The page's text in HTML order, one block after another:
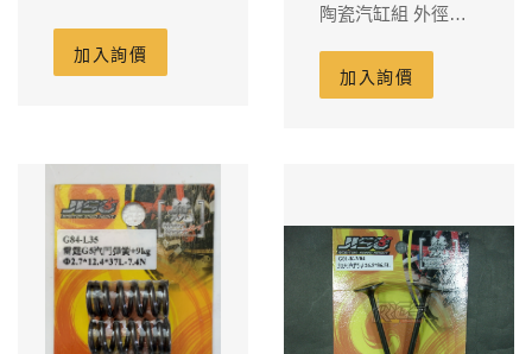
24m/m
加入詢價
陶瓷汽缸組 外徑
裙部20含鍛造活塞
13L 15PIN
加入詢價